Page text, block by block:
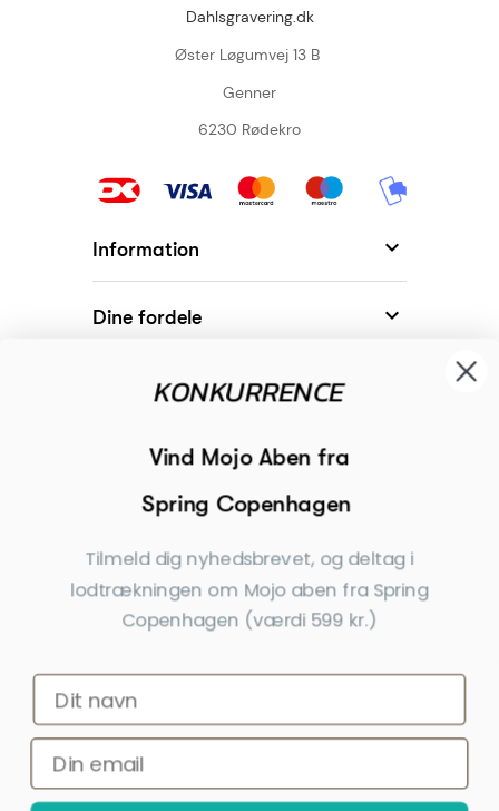
Dahlsgravering.dk
Øster Løgumvej 13 B
Genner
6230 Rødekro
Information 
Dine fordele 
Modtager
Begivenheder
Inspiration
Tilmeld dig nyhedsbrevet
Få nyheder, tips og tilbud før andre
Ja tak, tilmeld mig
af Dahls Gravering til at sende nyhedsbreve og kampagnetilbud. Afmelding kan
altid ske nederst i nyhedsbrevet.
KONKURRENCE
Vind Mojo Aben fra
Spring Copenhagen
Tilmeld dig nyhedsbrevet, og deltag i
lodtrækningen om Mojo aben fra Spring
Copenhagen (værdi 599 kr.)